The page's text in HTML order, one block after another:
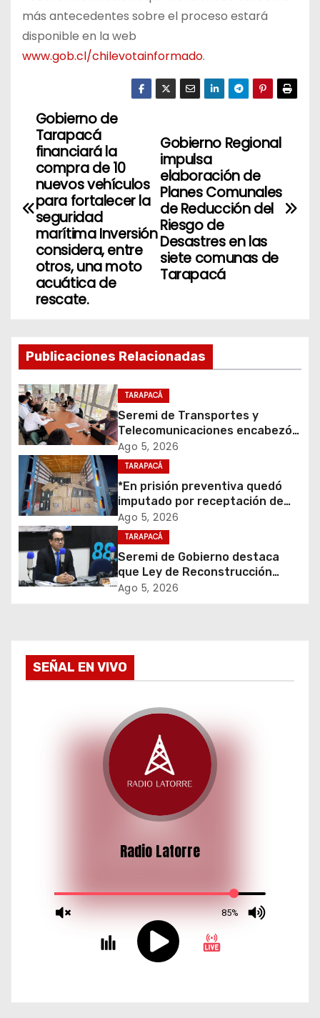
más antecedentes sobre el proceso estará
disponible en la web
www.gob.cl/chilevotainformado.
N
e
ó
n
d
e
e
n
t
r
a
Gobierno Regional
impulsa
elaboración de
Planes Comunales
de Reducción del
Riesgo de
Desastres en las
siete comunas de
Tarapacá
Gobierno de
Tarapacá
financiará la
compra de 10
nuevos vehículos
para fortalecer la
seguridad
marítima Inversión
considera, entre
otros, una moto
acuática de
rescate.
Publicaciones Relacionadas
TARAPACÁ
Seremi de Transportes y
Telecomunicaciones encabezó
primera mesa de coordinación
para el retiro de cables en
desuso en Iquique
Ago 5, 2026
TARAPACÁ
*En prisión preventiva quedó
imputado por receptación de
cigarrillos avaluados en $1.600
millones*
Ago 5, 2026
TARAPACÁ
Seremi de Gobierno destaca
que Ley de Reconstrucción
Nacional impulsará la inversión
Ago 5, 2026
SEÑAL EN VIVO